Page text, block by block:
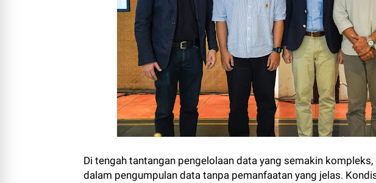
Di tengah tantangan pengelolaan data yang semakin
dalam pengumpulan data tanpa pemanfaatan yang jelas.